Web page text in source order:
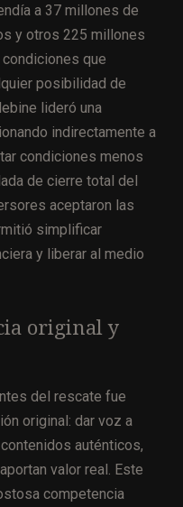
a 37 millones de
y otros 225 millones
que
posibilidad de
lideró una
indirectamente a
condiciones menos
de cierre total del
aceptaron las
simplificar
y liberar al medio
original y
del rescate fue
original: dar voz a
auténticos,
valor real. Este
competencia